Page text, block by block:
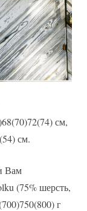
см,
см.
Вам
(75% шерсть,
г